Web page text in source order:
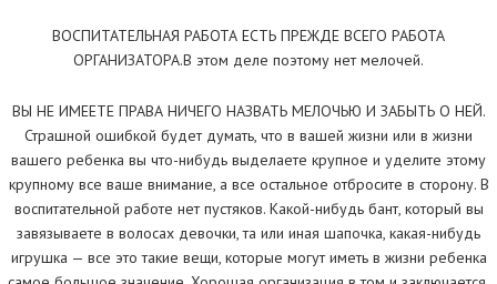
ВОСПИТАТЕЛЬНАЯ РАБОТА ЕСТЬ ПРЕЖДЕ ВСЕГО РАБОТА
ОРГАНИЗАТОРА.В этом деле поэтому нет мелочей.
ВЫ НЕ ИМЕЕТЕ ПРАВА НИЧЕГО НАЗВАТЬ МЕЛОЧЬЮ И ЗАБЫТЬ О НЕЙ.
Страшной ошибкой будет думать, что в вашей жизни или в жизни
вашего ребенка вы что-нибудь выделаете крупное и уделите этому
крупному все ваше внимание, а все остальное отбросите в сторону. В
воспитательной работе нет пустяков. Какой-нибудь бант, который вы
завязываете в волосах девочки, та или иная шапочка, какая-нибудь
игрушка — все это такие вещи, которые могут иметь в жизни ребенка